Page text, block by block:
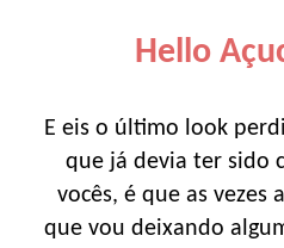
Hello
E eis o último look
que já devia ter sido
vocês, é que as vezes
que vou deixando